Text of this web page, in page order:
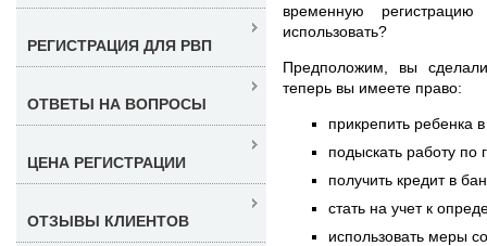
временную
использовать?
Предположим, вы
теперь вы имеете право:
прикрепить ребенка
подыскать работу по
получить кредит в
стать на учет к
использовать меры
РЕГИСТРАЦИЯ ДЛЯ РВП
ОТВЕТЫ НА ВОПРОСЫ
ЦЕНА РЕГИСТРАЦИИ
ОТЗЫВЫ КЛИЕНТОВ